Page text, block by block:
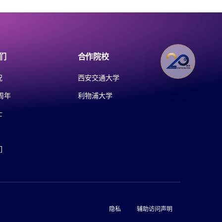
年
合作院校
西安交通大学
利物浦大学
隐私 辅助访问声明